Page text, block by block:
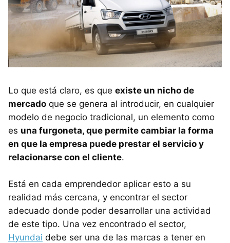
Lo que está claro, es que existe un nicho de
mercado que se genera al introducir, en cualquier
modelo de negocio tradicional, un elemento como
es una furgoneta, que permite cambiar la forma
en que la empresa puede prestar el servicio y
relacionarse con el cliente.
Está en cada emprendedor aplicar esto a su
realidad más cercana, y encontrar el sector
adecuado donde poder desarrollar una actividad
de este tipo. Una vez encontrado el sector,
Hyundai debe ser una de las marcas a tener en